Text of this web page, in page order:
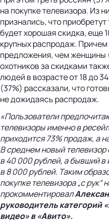
на покупке телевизора. Из
признались, что
будет хорошая скидка, еще
крупных распродаж.
предложения, чем женщины
охотников за скидками
людей в возрасте от 18 до
(37%) рассказали, что
не дожидаясь распродаж.
«Пользователи
телевизоры именно в
приходится 73% продаж, а
В среднем новый телевизор
в 40 000 рублей, а бывший
в 8 000 рублей. Таким
покупке телевизора „с рук“
прокомментировал
руководитель категорий
видео» в «Авито».